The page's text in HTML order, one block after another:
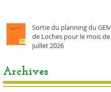
Sortie du planning du GEM
de Loches pour le mois de
juillet 2026
Archives